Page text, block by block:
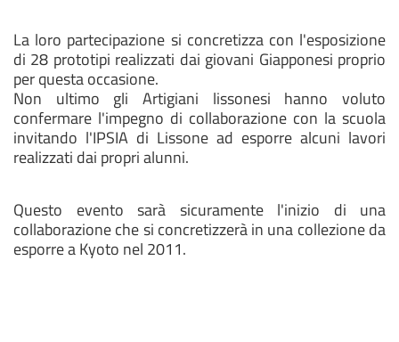
La loro partecipazione si concretizza con l'esposizione
di 28 prototipi realizzati dai giovani Giapponesi proprio
per questa occasione.
Non ultimo gli Artigiani lissonesi hanno voluto
confermare l'impegno di collaborazione con la scuola
invitando l'IPSIA di Lissone ad esporre alcuni lavori
realizzati dai propri alunni.
Questo evento sarà sicuramente l'inizio di una
collaborazione che si concretizzerà in una collezione da
esporre a Kyoto nel 2011.